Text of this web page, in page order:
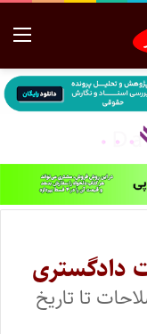
دادگستری
اصلاحات تا تاریخ